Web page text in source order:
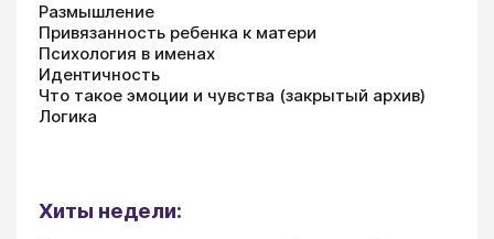
Размышление
Привязанность ребенка к матери
Психология в именах
Идентичность
Что такое эмоции и чувства (закрытый архив)
Логика
Хиты недели: